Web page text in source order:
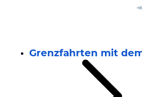
Grenzfahrten mit